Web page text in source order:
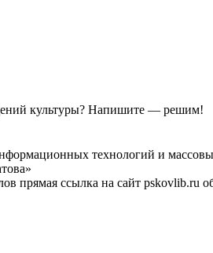
культуры? Напишите — решим!
технологий и
прямая ссылка на сайт pskovlib.ru